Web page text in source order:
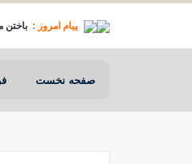
پیام امروز : باختن
صفحه نخست